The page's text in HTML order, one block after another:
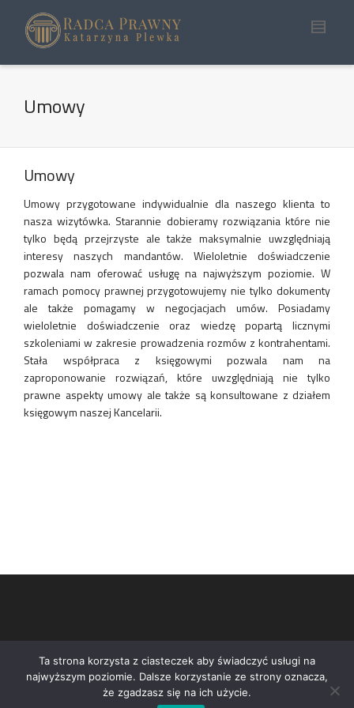
Umowy
Umowy
Umowy przygotowane indywidualnie dla naszego klienta to
nasza wizytówka. Starannie dobieramy rozwiązania które nie
tylko będą przejrzyste ale także maksymalnie uwzględniają
interesy naszych mandantów. Wieloletnie doświadczenie
pozwala nam oferować usługę na najwyższym poziomie. W
ramach pomocy prawnej przygotowujemy nie tylko dokumenty
ale także pomagamy w negocjacjach umów. Posiadamy
wieloletnie doświadczenie oraz wiedzę popartą licznymi
szkoleniami w zakresie prowadzenia rozmów z kontrahentami.
Stała współpraca z księgowymi pozwala nam na
zaproponowanie rozwiązań, które uwzględniają nie tylko
prawne aspekty umowy ale także są konsultowane z działem
księgowym naszej Kancelarii.
Ta strona korzysta z ciasteczek aby świadczyć usługi na
najwyższym poziomie. Dalsze korzystanie ze strony oznacza,
że zgadzasz się na ich użycie.